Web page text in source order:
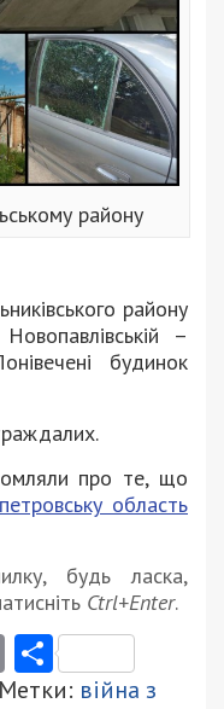
району
району
–
будинок
про те, що
область
будь ласка,
Ctrl+Enter.
Email
війна з